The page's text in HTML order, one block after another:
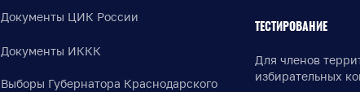
Документы ЦИК России
Документы ИККК
Выборы Губернатора Краснодарского
ТЕСТИРОВАНИЕ
Для членов
избирательных